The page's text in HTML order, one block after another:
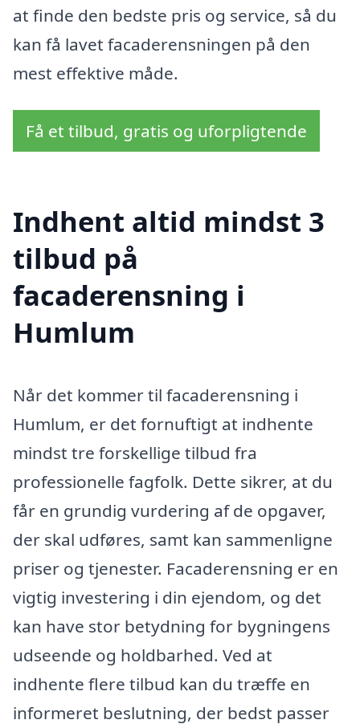
at finde den bedste pris og service, så du
kan få lavet facaderensningen på den
mest effektive måde.
Få et tilbud, gratis og uforpligtende
Indhent altid mindst 3
tilbud på
facaderensning i
Humlum
Når det kommer til facaderensning i
Humlum, er det fornuftigt at indhente
mindst tre forskellige tilbud fra
professionelle fagfolk. Dette sikrer, at du
får en grundig vurdering af de opgaver,
der skal udføres, samt kan sammenligne
priser og tjenester. Facaderensning er en
vigtig investering i din ejendom, og det
kan have stor betydning for bygningens
udseende og holdbarhed. Ved at
indhente flere tilbud kan du træffe en
informeret beslutning, der bedst passer